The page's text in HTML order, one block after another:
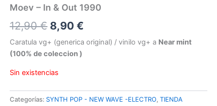
Moev – In & Out 1990
12,90€ El
precio
original
era:
12,90 €.
8,90 €
precio
8,90 €.
Caratula vg+ (generica original) / vinilo vg+ a Near mint
(100% de coleccion )
Sin existencias
Categorías: SYNTH POP - NEW WAVE -ELECTRO, TIENDA